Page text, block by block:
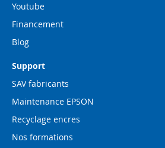
Youtube
Financement
Blog
Support
SAV fabricants
Maintenance EPSON
Recyclage encres
Nos formations